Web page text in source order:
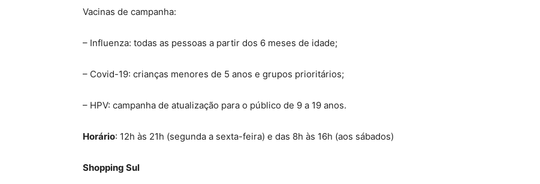
Vacinas de campanha:
– Influenza: todas as pessoas a partir dos 6 meses de idade;
– Covid-19: crianças menores de 5 anos e grupos prioritários;
– HPV: campanha de atualização para o público de 9 a 19 anos.
Horário: 12h às 21h (segunda a sexta-feira) e das 8h às 16h (aos sábados)
Shopping Sul